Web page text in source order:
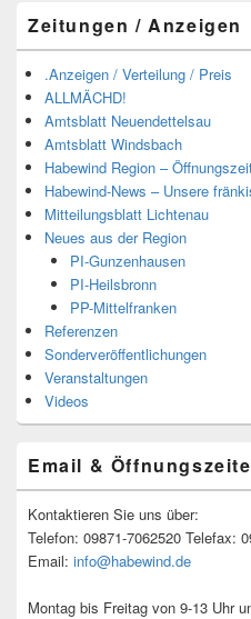
Zeitungen / Anzeigen
.Anzeigen / Verteilung / Preis
ALLMÄCHD!
Amtsblatt Neuendettelsau
Amtsblatt Windsbach
Habewind Region –
Habewind-News – Unsere
Mitteilungsblatt Lichtenau
Neues aus der Region
PI-Gunzenhausen
PI-Heilsbronn
PP-Mittelfranken
Referenzen
Sonderveröffentlichungen
Veranstaltungen
Videos
Email &
Kontaktieren Sie uns über:
Telefon: 09871-7062520 Telefax:
Email: info@habewind.de
Montag bis Freitag von 9-13 Uhr